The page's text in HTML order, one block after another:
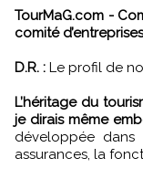
TourMaG.com -
comité
D.R. : Le profil de
L’héritage du
je dirais même
développée dans
assurances, la